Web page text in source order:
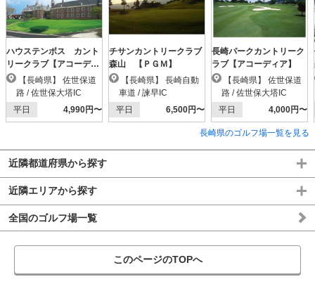
ハウステンボス カント
リークラブ【アコーディ
ア】
路 / 佐世保大塔IC
平日
4,990円〜
チサンカントリークラブ
森山 【ＰＧＭ】
車道 / 諫早IC
平日
6,500円〜
長崎パークカントリーク
ラブ【アコーディア】
路 / 佐世保大塔IC
平日
4,000円〜
長崎県のゴルフ場一覧を見る
近隣都道府県から探す
近隣エリアから探す
全国のゴルフ場一覧
このページのTOPへ